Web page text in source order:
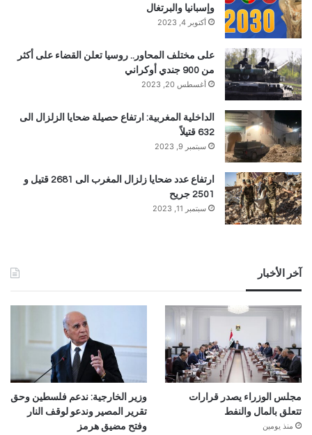
وإسبانيا والبرتغال
أكتوبر 4, 2023
على مختلف المحاور.. روسيا تعلن القضاء على أكثر
من 900 جندي أوكراني
أغسطس 20, 2023
الداخلية المغربية: ارتفاع حصيلة ضحايا الزلزال الى
632 قتيلاً
سبتمبر 9, 2023
ارتفاع عدد ضحايا زلزال المغرب الى 2681 قتيل و
2501 جريح
سبتمبر 11, 2023
آخر الأخبار
مجلس الوزراء يصدر قرارات
تتعلق بالمال والنفط
منذ يومين
وزير الخارجية: ندعم فلسطين وحق
تقرير المصير وندعو لوقف النار
وفتح مضيق هرمز